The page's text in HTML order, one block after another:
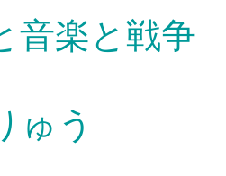
楽と戦争
う